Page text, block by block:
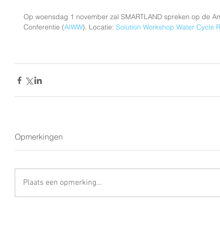
Op woensdag 1 november zal SMARTLAND spreken op de
Conferentie (AIWW). Locatie: Solution Workshop Water Cycle
Opmerkingen
Plaats een opmerking...